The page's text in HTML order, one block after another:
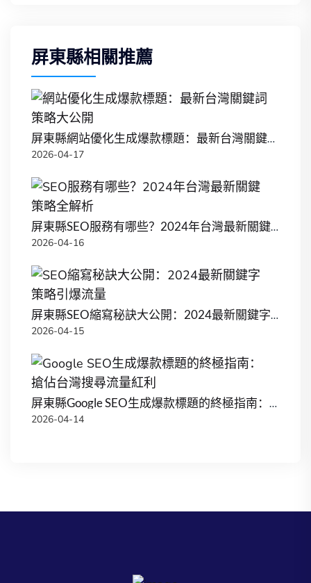
屏東縣相關推薦
屏東縣網站優化生成爆款標題：最新台灣關鍵詞策略大公開
2026-04-17
屏東縣SEO服務有哪些？2024年台灣最新關鍵策略全解析
2026-04-16
屏東縣SEO縮寫秘訣大公開：2024最新關鍵字策略引爆流量
2026-04-15
屏東縣Google SEO生成爆款標題的終極指南：搶佔台灣搜尋流量紅利
2026-04-14